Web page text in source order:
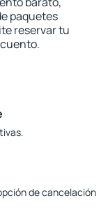
paquetes
reservar tu
de cancelación